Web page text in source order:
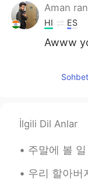
Aman
HI ES
Awww
İlgili Dil Anlar
주말에 볼 일 좀 있어서 400 miles (650
우리 할아버지 만큼 공부 열심히 하는 사람을 본 적이